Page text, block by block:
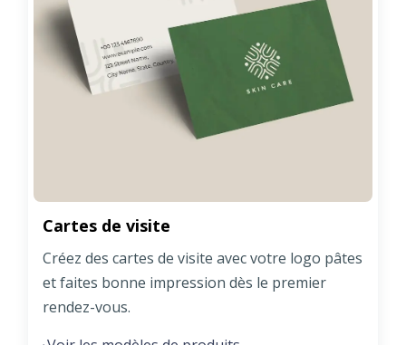
Cartes de visite
Créez des cartes de visite avec votre logo pâtes
et faites bonne impression dès le premier
rendez-vous.